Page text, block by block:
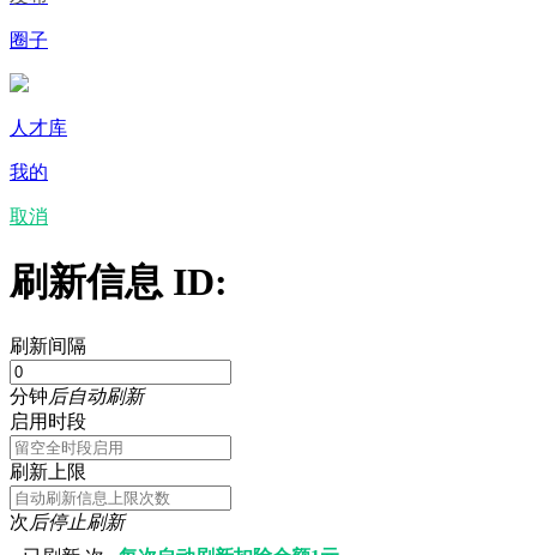
圈子
人才库
我的
取消
刷新信息 ID:
刷新间隔
分钟后自动刷新
启用时段
刷新上限
次后停止刷新